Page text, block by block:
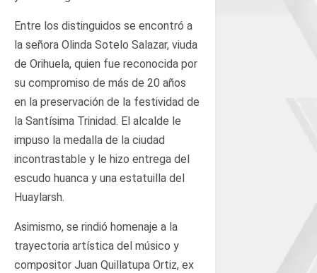
Entre los distinguidos se encontró a
la señora Olinda Sotelo Salazar, viuda
de Orihuela, quien fue reconocida por
su compromiso de más de 20 años
en la preservación de la festividad de
la Santísima Trinidad. El alcalde le
impuso la medalla de la ciudad
incontrastable y le hizo entrega del
escudo huanca y una estatuilla del
Huaylarsh.
Asimismo, se rindió homenaje a la
trayectoria artística del músico y
compositor Juan Quillatupa Ortiz, ex